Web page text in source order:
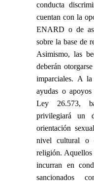
conducta
cuentan con la
ENARD o de
sobre la base de
Asimismo, las
deberán
imparciales. A
ayudas o
Ley 26.573,
privilegiará un
orientación
nivel cultural o
religión.
incurran en
sancionados